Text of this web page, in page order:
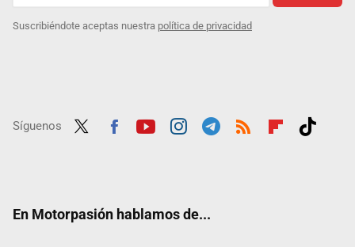
Suscribiéndote aceptas nuestra política de privacidad
Síguenos
En Motorpasión hablamos de...